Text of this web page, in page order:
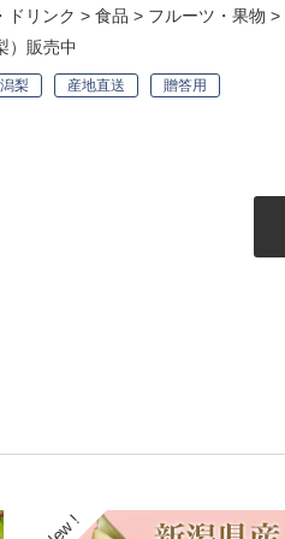
ドリンク > 食品 > フルーツ・果物 >
）販売中
梨 産地直送 贈答用